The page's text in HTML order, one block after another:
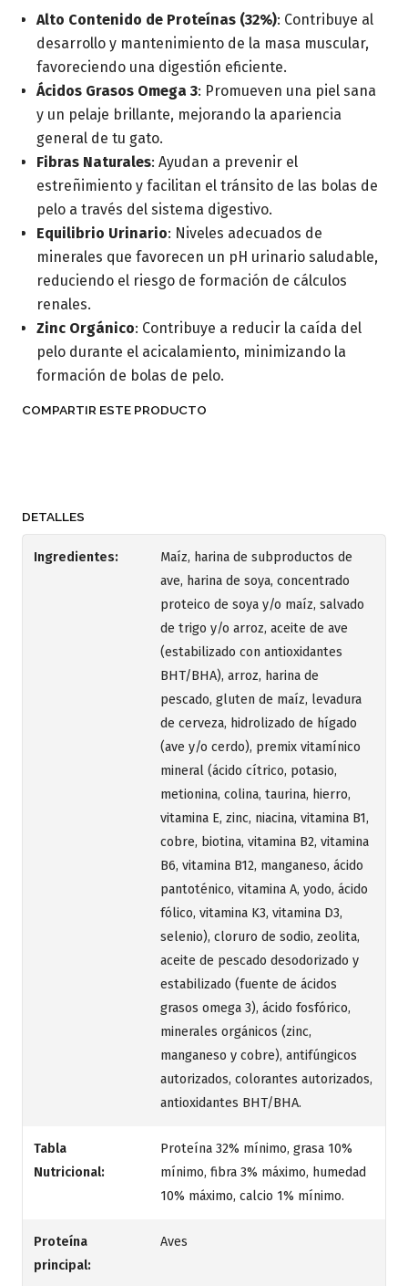
Alto Contenido de Proteínas (32%): Contribuye al
desarrollo y mantenimiento de la masa muscular,
favoreciendo una digestión eficiente.​
Ácidos Grasos Omega 3: Promueven una piel sana
y un pelaje brillante, mejorando la apariencia
general de tu gato.​
Fibras Naturales: Ayudan a prevenir el
estreñimiento y facilitan el tránsito de las bolas de
pelo a través del sistema digestivo.​
Equilibrio Urinario: Niveles adecuados de
minerales que favorecen un pH urinario saludable,
reduciendo el riesgo de formación de cálculos
renales.​
Zinc Orgánico: Contribuye a reducir la caída del
pelo durante el acicalamiento, minimizando la
formación de bolas de pelo.​
COMPARTIR ESTE PRODUCTO
DETALLES
Ingredientes:
Maíz, harina de subproductos de
ave, harina de soya, concentrado
proteico de soya y/o maíz, salvado
de trigo y/o arroz, aceite de ave
(estabilizado con antioxidantes
BHT/BHA), arroz, harina de
pescado, gluten de maíz, levadura
de cerveza, hidrolizado de hígado
(ave y/o cerdo), premix vitamínico
mineral (ácido cítrico, potasio,
metionina, colina, taurina, hierro,
vitamina E, zinc, niacina, vitamina B1,
cobre, biotina, vitamina B2, vitamina
B6, vitamina B12, manganeso, ácido
pantoténico, vitamina A, yodo, ácido
fólico, vitamina K3, vitamina D3,
selenio), cloruro de sodio, zeolita,
aceite de pescado desodorizado y
estabilizado (fuente de ácidos
grasos omega 3), ácido fosfórico,
minerales orgánicos (zinc,
manganeso y cobre), antifúngicos
autorizados, colorantes autorizados,
antioxidantes BHT/BHA.​
Tabla
Nutricional:
Proteína 32% mínimo, grasa 10%
mínimo, fibra 3% máximo, humedad
10% máximo, calcio 1% mínimo.​
Proteína
principal:
Aves